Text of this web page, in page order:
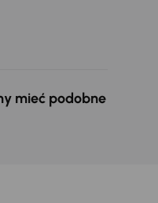
mieć podobne